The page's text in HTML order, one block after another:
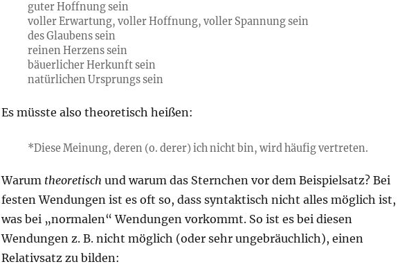
guter Hoffnung sein
voller Erwartung, voller Hoffnung, voller Spannung sein
des Glaubens sein
reinen Herzens sein
bäuerlicher Herkunft sein
natürlichen Ursprungs sein
Es müsste also theoretisch heißen:
*Diese Meinung, deren (o. derer) ich nicht bin, wird häufig vertreten.
Warum theoretisch und warum das Sternchen vor dem Beispielsatz? Bei
festen Wendungen ist es oft so, dass syntaktisch nicht alles möglich ist,
was bei „normalen“ Wendungen vorkommt. So ist es bei diesen
Wendungen z. B. nicht möglich (oder sehr ungebräuchlich), einen
Relativsatz zu bilden: